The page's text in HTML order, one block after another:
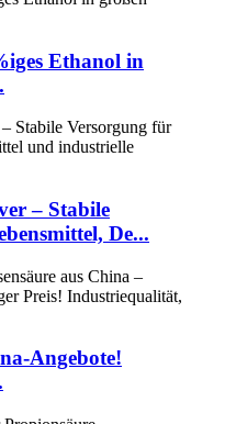
Ethanol in
– Stabile
De...
Angebote!